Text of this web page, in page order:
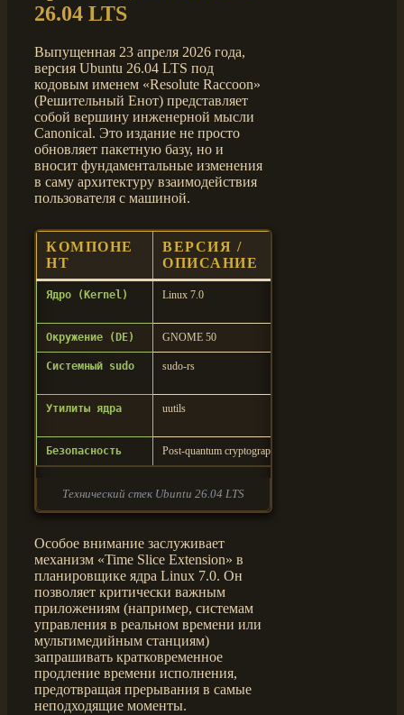
26.04 LTS
Выпущенная 23 апреля 2026 года,
версия Ubuntu 26.04 LTS под
кодовым именем «Resolute Raccoon»
(Решительный Енот) представляет
собой вершину инженерной мысли
Canonical. Это издание не просто
обновляет пакетную базу, но и
вносит фундаментальные изменения
в саму архитектуру взаимодействия
пользователя с машиной.
КОМПОНЕ
НТ
ВЕРСИЯ /
ОПИСАНИЕ
Ядро (Kernel) Linux 7.0
Окружение (DE) GNOME 50
Системный sudo sudo-rs
Утилиты ядра uutils
Безопасность Post-quantum cryptography
Технический стек Ubuntu 26.04 LTS
Особое внимание заслуживает
механизм «Time Slice Extension» в
планировщике ядра Linux 7.0. Он
позволяет критически важным
приложениям (например, системам
управления в реальном времени или
мультимедийным станциям)
запрашивать кратковременное
продление времени исполнения,
предотвращая прерывания в самые
неподходящие моменты.